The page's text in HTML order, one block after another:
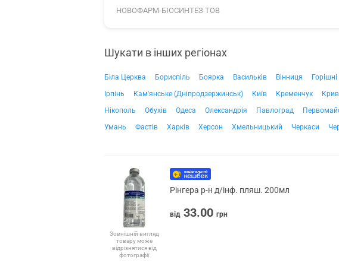
НОВОФАРМ-БІОСИНТЕЗ ТОВ
Шукати в інших регіонах
Біла Церква Бориспіль Боярка Васильків Вінниця
Ірпінь
Кам'янське (Дніпродзержинськ) Київ Кременчук
Нікополь
Обухів Одеса Олександрія Павлоград
Умань
Фастів Харків Херсон Хмельницький Черкаси
Зовнішній вигляд
товару може
відрізнятися від
фотографії
Рінгера р-н д/інф. пляш. 200мл
від 33.00 грн